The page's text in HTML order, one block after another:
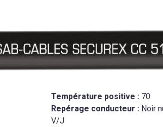
Température positive : 70
Repérage conducteur : Noir
V/J